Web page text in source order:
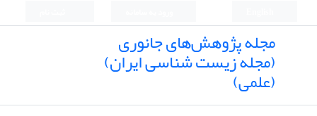
مجله پژوهش‌های جانوری
(مجله زیست شناسی ایران)
(علمی)